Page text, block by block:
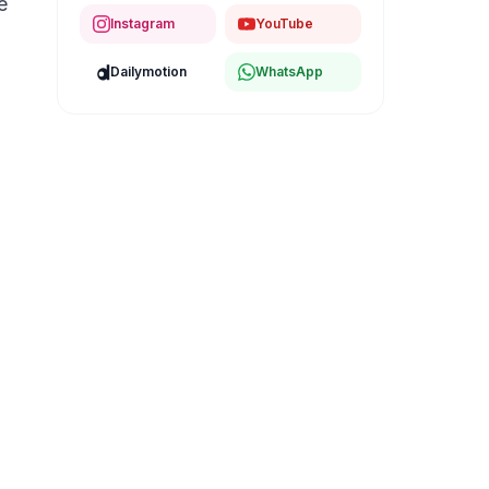
Instagram YouTube
Dailymotion WhatsApp